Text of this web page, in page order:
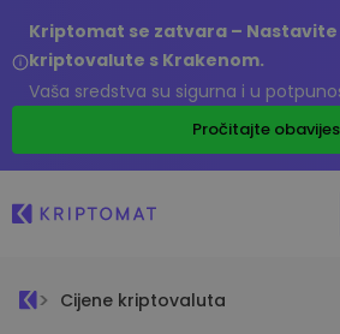
Kriptomat se zatvara –
kriptovalute s Krakenom.
Vaša sredstva su sigurna i u
Pročitajte
Cijene kriptovaluta